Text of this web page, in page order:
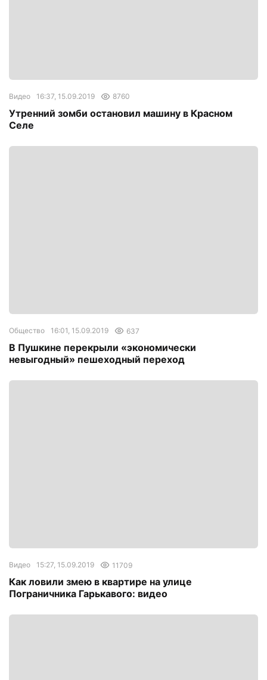
Видео 16:37, 15.09.2019 8760
Утренний зомби остановил машину в Красном
Селе
Общество 16:01, 15.09.2019 637
В Пушкине перекрыли «экономически
невыгодный» пешеходный переход
Видео 15:27, 15.09.2019 11709
Как ловили змею в квартире на улице
Пограничника Гарькавого: видео